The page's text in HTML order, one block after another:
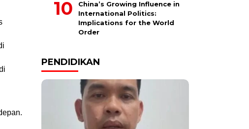
China’s Growing Influence in
International Politics:
Implications for the World
Order
PENDIDIKAN